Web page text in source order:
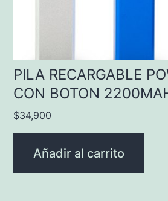
PILA RECARGABLE
CON BOTON
$34,900
Añadir al carrito